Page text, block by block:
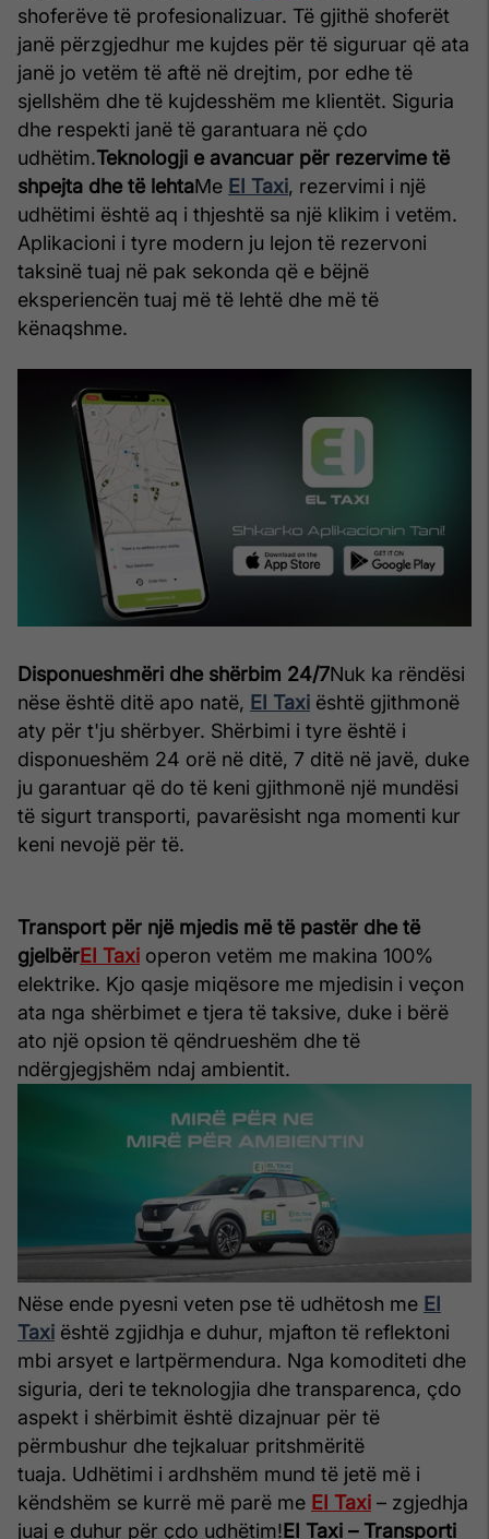
shoferëve të profesionalizuar. Të gjithë shoferët
janë përzgjedhur me kujdes për të siguruar që ata
janë jo vetëm të aftë në drejtim, por edhe të
sjellshëm dhe të kujdesshëm me klientët. Siguria
dhe respekti janë të garantuara në çdo
udhëtim.Teknologji e avancuar për rezervime të
shpejta dhe të lehtaMe EI Taxi, rezervimi i një
udhëtimi është aq i thjeshtë sa një klikim i vetëm.
Aplikacioni i tyre modern ju lejon të rezervoni
taksinë tuaj në pak sekonda që e bëjnë
eksperiencën tuaj më të lehtë dhe më të
kënaqshme.
Disponueshmëri dhe shërbim 24/7Nuk ka rëndësi
nëse është ditë apo natë, EI Taxi është gjithmonë
aty për t'ju shërbyer. Shërbimi i tyre është i
disponueshëm 24 orë në ditë, 7 ditë në javë, duke
ju garantuar që do të keni gjithmonë një mundësi
të sigurt transporti, pavarësisht nga momenti kur
keni nevojë për të.
Transport për një mjedis më të pastër dhe të
gjelbërEI Taxi operon vetëm me makina 100%
elektrike. Kjo qasje miqësore me mjedisin i veçon
ata nga shërbimet e tjera të taksive, duke i bërë
ato një opsion të qëndrueshëm dhe të
ndërgjegjshëm ndaj ambientit.
Nëse ende pyesni veten pse të udhëtosh me EI
Taxi është zgjidhja e duhur, mjafton të reflektoni
mbi arsyet e lartpërmendura. Nga komoditeti dhe
siguria, deri te teknologjia dhe transparenca, çdo
aspekt i shërbimit është dizajnuar për të
përmbushur dhe tejkaluar pritshmëritë
tuaja. Udhëtimi i ardhshëm mund të jetë më i
këndshëm se kurrë më parë me EI Taxi – zgjedhja
juaj e duhur për çdo udhëtim! EI Taxi – Transporti